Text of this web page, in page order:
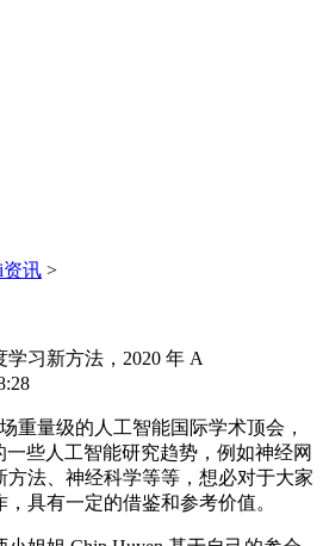
资讯 >
习新方法，2020 年 A
量级的人工智能国际学术顶会，
一些人工智能研究趋势，例如神经网
法、神经科学等等，想必对于大家
具有一定的借鉴和参考价值。